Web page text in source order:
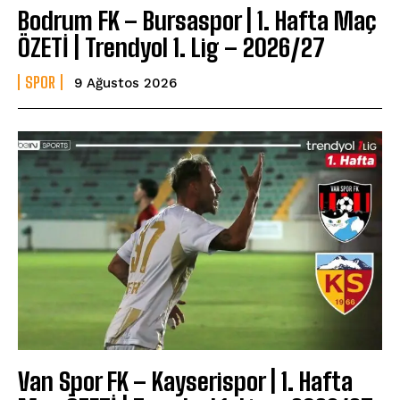
Bodrum FK – Bursaspor | 1. Hafta Maç
ÖZETİ | Trendyol 1. Lig – 2026/27
SPOR 9 Ağustos 2026
Van Spor FK – Kayserispor | 1. Hafta